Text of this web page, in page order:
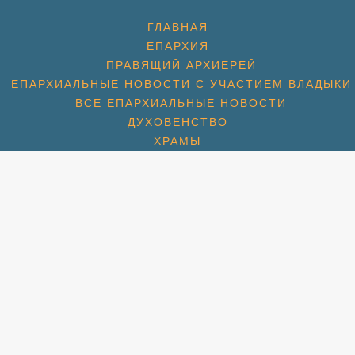
ГЛАВНАЯ
ЕПАРХИЯ
ПРАВЯЩИЙ АРХИЕРЕЙ
ЕПАРХИАЛЬНЫЕ НОВОСТИ С УЧАСТИЕМ ВЛАДЫКИ
ВСЕ ЕПАРХИАЛЬНЫЕ НОВОСТИ
ДУХОВЕНСТВО
ХРАМЫ